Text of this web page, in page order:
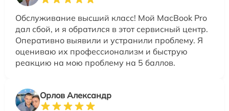
Обслуживание высший класс! Мой MacBook Pro
дал сбой, и я обратился в этот сервисный центр.
Оперативно выявили и устранили проблему. Я
оцениваю их профессионализм и быструю
реакцию на мою проблему на 5 баллов.
Орлов Александр